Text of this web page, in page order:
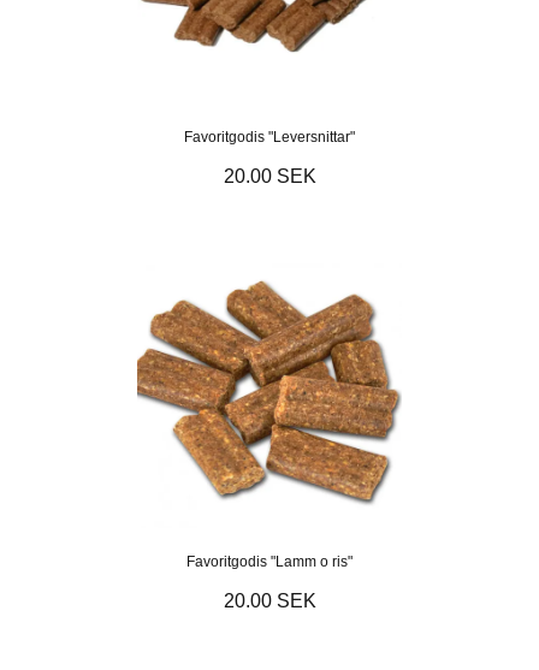
Favoritgodis "Leversnittar"
20.00 SEK
Favoritgodis "Lamm o ris"
20.00 SEK